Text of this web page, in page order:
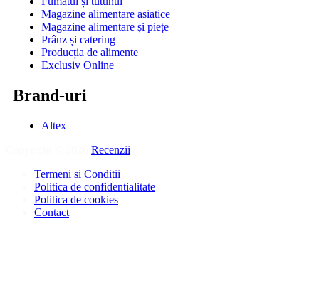
Magazine alimentare asiatice
Magazine alimentare și piețe
Prânz și catering
Producția de alimente
Exclusiv Online
Brand-uri
Altex
Recenzii
Termeni si Conditii
Politica de confidentialitate
Politica de cookies
Contact